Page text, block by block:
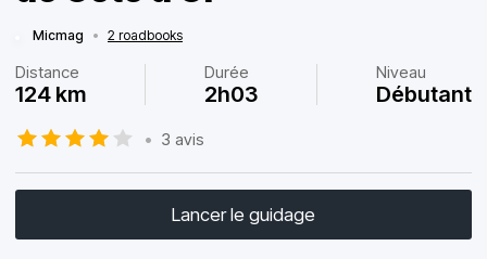
Micmag • 2 roadbooks
Distance
124 km
Durée
2h03
Niveau
Débutant
• 3 avis
Lancer le guidage